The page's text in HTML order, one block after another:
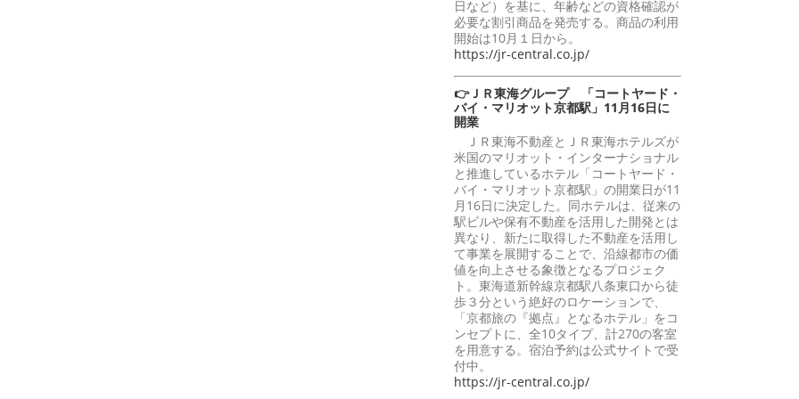
日など）を基に、年齢などの資格確認が
必要な割引商品を発売する。商品の利用
開始は10月１日から。
https://jr-central.co.jp/
👉ＪＲ東海グループ 「コートヤード・
バイ・マリオット京都駅」11月16日に
開業
ＪＲ東海不動産とＪＲ東海ホテルズが
米国のマリオット・インターナショナル
と推進しているホテル「コートヤード・
バイ・マリオット京都駅」の開業日が11
月16日に決定した。同ホテルは、従来の
駅ビルや保有不動産を活用した開発とは
異なり、新たに取得した不動産を活用し
て事業を展開することで、沿線都市の価
値を向上させる象徴となるプロジェク
ト。東海道新幹線京都駅八条東口から徒
歩３分という絶好のロケーションで、
「京都旅の『拠点』となるホテル」をコ
ンセプトに、全10タイプ、計270の客室
を用意する。宿泊予約は公式サイトで受
付中。
https://jr-central.co.jp/